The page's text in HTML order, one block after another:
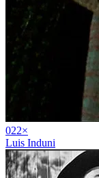
022×
Luis Induni